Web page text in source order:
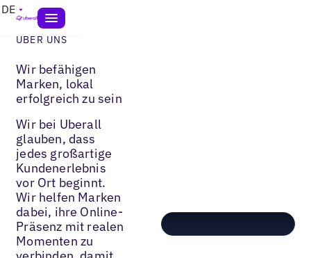
DE
ÜBER UNS
Wir befähigen
Marken, lokal
erfolgreich zu sein
Wir bei Uberall
glauben, dass
jedes großartige
Kundenerlebnis
vor Ort beginnt.
Wir helfen Marken
dabei, ihre Online-
Präsenz mit realen
Momenten zu